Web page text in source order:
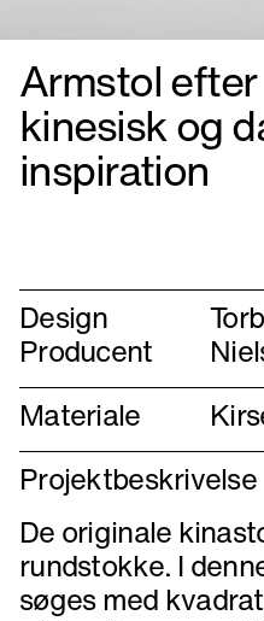
Armstol efter
kinesisk og
inspiration
Design
Producent
Materiale
Projektbeskrivelse
De originale
rundstokke. I
søges med